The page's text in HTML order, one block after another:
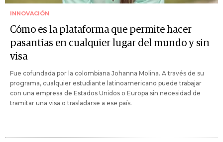
INNOVACIÓN
Cómo es la plataforma que permite hacer
pasantías en cualquier lugar del mundo y sin
visa
Fue cofundada por la colombiana Johanna Molina. A través de su
programa, cualquier estudiante latinoamericano puede trabajar
con una empresa de Estados Unidos o Europa sin necesidad de
tramitar una visa o trasladarse a ese país.